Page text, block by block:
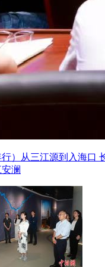
行）从三江源到入海口
澜